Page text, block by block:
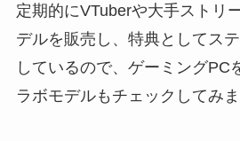
定期的にVTuberや大手ストリ
デルを販売し、特典としてス
しているので、ゲーミングPC
ラボモデルもチェックしてみま